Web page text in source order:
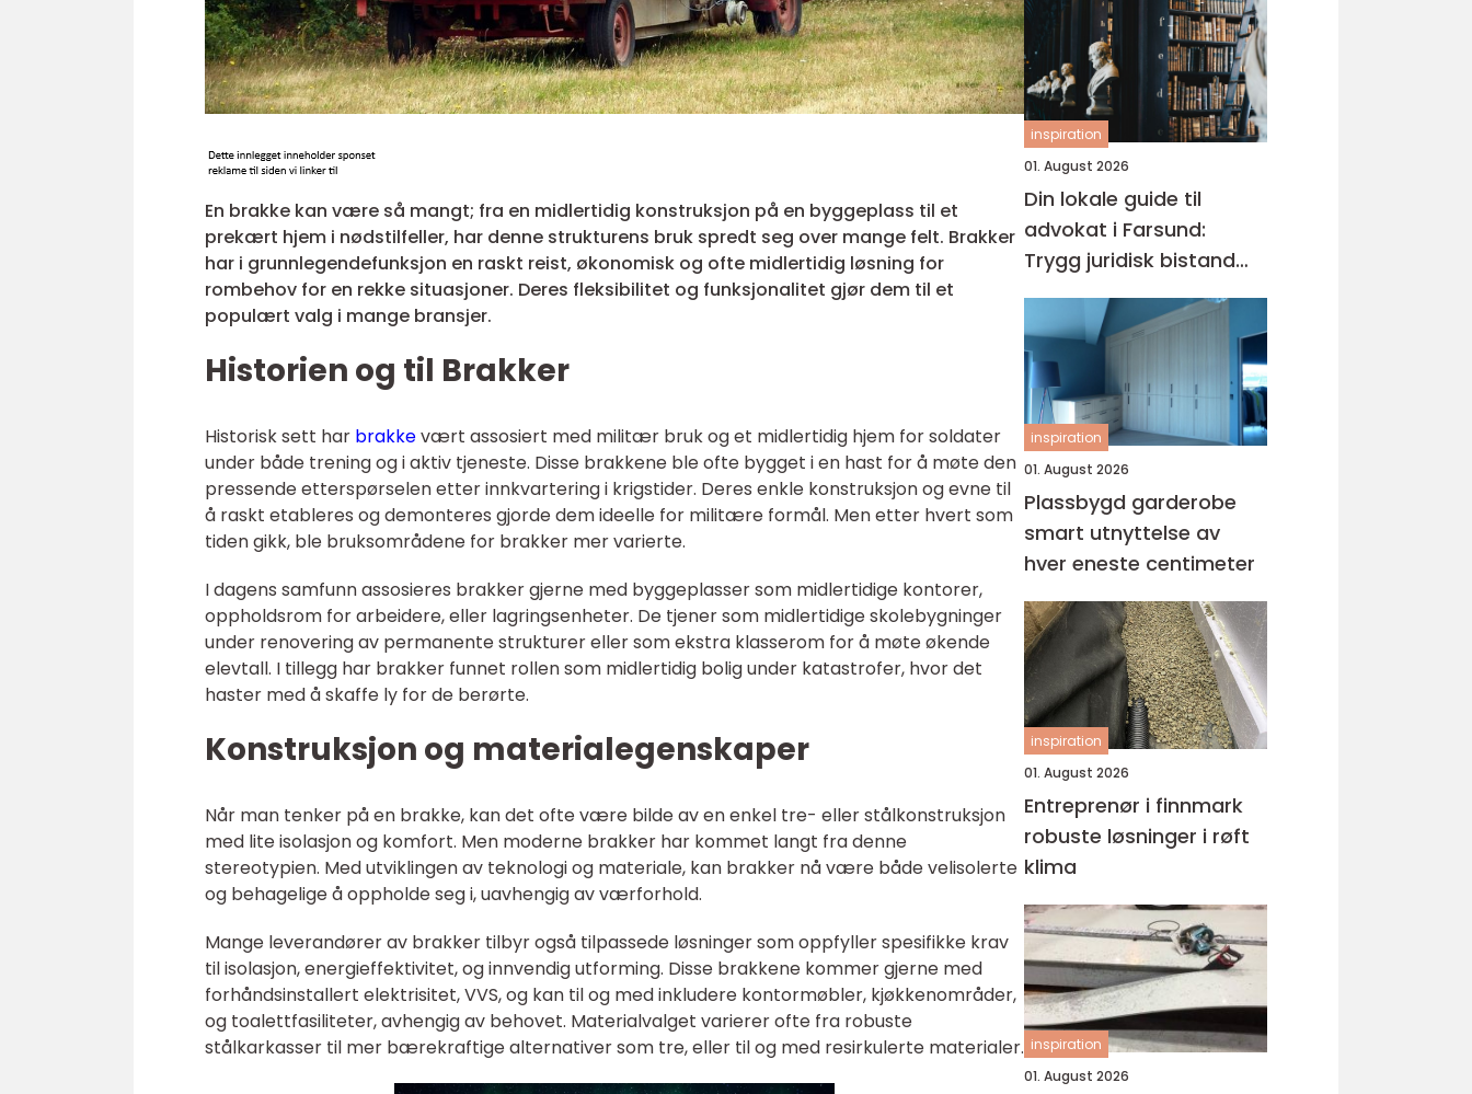
En brakke kan være så mangt; fra en midlertidig konstruksjon på en byggeplass til et
prekært hjem i nødstilfeller, har denne strukturens bruk spredt seg over mange felt. Brakker
har i grunnlegendefunksjon en raskt reist, økonomisk og ofte midlertidig løsning for
rombehov for en rekke situasjoner. Deres fleksibilitet og funksjonalitet gjør dem til et
populært valg i mange bransjer.
Historien og til Brakker
Historisk sett har brakkevært assosiert med militær bruk og et midlertidig hjem for soldater
under både trening og i aktiv tjeneste. Disse brakkene ble ofte bygget i en hast for å møte den
pressende etterspørselen etter innkvartering i krigstider. Deres enkle konstruksjon og evne til
å raskt etableres og demonteres gjorde dem ideelle for militære formål. Men etter hvert som
tiden gikk, ble bruksområdene for brakker mer varierte.
I dagens samfunn assosieres brakker gjerne med byggeplasser som midlertidige kontorer,
oppholdsrom for arbeidere, eller lagringsenheter. De tjener som midlertidige skolebygninger
under renovering av permanente strukturer eller som ekstra klasserom for å møte økende
elevtall. I tillegg har brakker funnet rollen som midlertidig bolig under katastrofer, hvor det
haster med å skaffe ly for de berørte.
Konstruksjon og materialegenskaper
Når man tenker på en brakke, kan det ofte være bilde av en enkel tre- eller stålkonstruksjon
med lite isolasjon og komfort. Men moderne brakker har kommet langt fra denne
stereotypien. Med utviklingen av teknologi og materiale, kan brakker nå være både velisolerte
og behagelige å oppholde seg i, uavhengig av værforhold.
Mange leverandører av brakker tilbyr også tilpassede løsninger som oppfyller spesifikke krav
til isolasjon, energieffektivitet, og innvendig utforming. Disse brakkene kommer gjerne med
forhåndsinstallert elektrisitet, VVS, og kan til og med inkludere kontormøbler, kjøkkenområder,
og toalettfasiliteter, avhengig av behovet. Materialvalget varierer ofte fra robuste
stålkarkasser til mer bærekraftige alternativer som tre, eller til og med resirkulerte materialer.
inspiration
01. August 2026
Din lokale guide til
advokat i Farsund:
Trygg juridisk bistand
når du trenger det
inspiration
01. August 2026
Plassbygd garderobe
smart utnyttelse av
hver eneste centimeter
inspiration
01. August 2026
Entreprenør i finnmark
robuste løsninger i røft
klima
inspiration
01. August 2026